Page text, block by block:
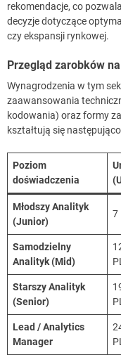
rekomendacje, co
decyzje dotyczące
czy ekspansji rynkowej.
Przegląd zarobków
Wynagrodzenia w tym
zaawansowania
kodowania) oraz formy
kształtują się
Poziom
doświadczenia
Młodszy Analityk
(Junior)
7
Samodzielny
Analityk (Mid)
Starszy Analityk
(Senior)
Lead / Analytics
Manager